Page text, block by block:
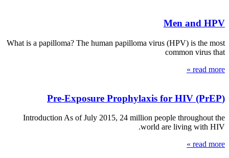
Men and HPV
What is a papilloma? The human papilloma virus (HPV) is the most
common virus that
read more »
(Pre-Exposure Prophylaxis for HIV (PrEP
Introduction As of July 2015, 24 million people throughout the
world are living with HIV.
read more »